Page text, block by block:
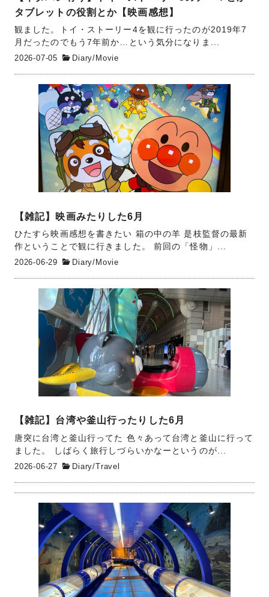
タブレットの役割とか【映画感想】
観ました。トイ・ストーリー4を観に行ったのが2019年7
月だったのでもう7年前か…という気分になりま...
2026-07-05
Diary/ Movie
【雑記】映画みたりした6月
ひたすら映画感想を書きたい 箱の中の羊 是枝監督の最新
作ということで観に行きました。 前回の「怪物」...
2026-06-29
Diary/ Movie
【雑記】台湾や釜山行ったりした6月
唐突に台湾と釜山行ってた 色々あって台湾と釜山に行って
ました。 しばらく旅行しづらいかなーというのが...
2026-06-27
Diary/Travel